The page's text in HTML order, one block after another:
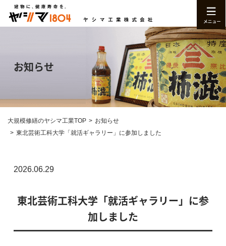
お知らせ
大規模修繕のヤシマ工業TOP
お知らせ
東北芸術工科大学「就活ギャラリー」に参加しました
2026.06.29
東北芸術工科大学「就活ギャラリー」に参
加しました